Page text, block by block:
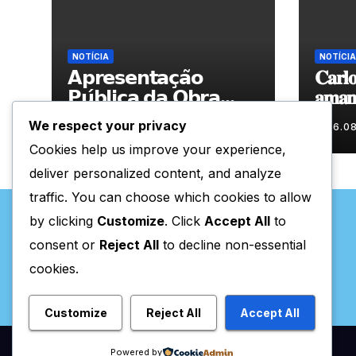
NOTÍCIA
𝗔𝗽𝗿𝗲𝘀𝗲𝗻𝘁𝗮𝗰̧𝗮̃𝗼
𝗣𝘂́𝗯𝗹𝗶𝗰𝗮 𝗱𝗮 𝗢𝗯𝗿𝗮
“𝗣𝗿𝗼𝗰𝘂𝗿𝗼 𝗮
𝗙𝗲𝗹𝗶𝗰𝗶𝗱𝗮𝗱𝗲 𝗲 𝗲𝗹𝗮
𝗺𝗼𝗿𝗮 𝗰𝗼𝗺𝗶𝗴𝗼”
06.08.2026
NOTÍCIA
𝐀𝐫𝐭𝐞𝐬
Valpaços Online
We respect your privacy
Cookies help us improve your experience,
deliver personalized content, and analyze
traffic. You can choose which cookies to allow
by clicking Customize. Click Accept All to
consent or Reject All to decline non-essential
cookies.
Customize Reject All Accept All
Powered by